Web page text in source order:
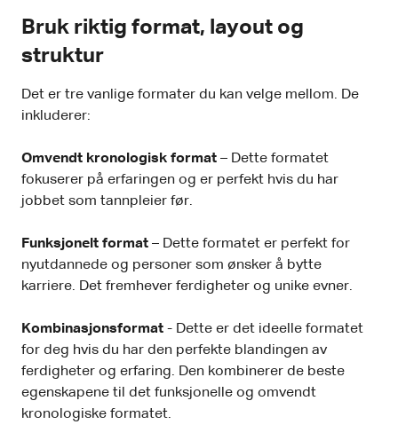
Bruk riktig format, layout og
struktur
Det er tre vanlige formater du kan velge mellom. De
inkluderer:
Omvendt kronologisk format – Dette formatet
fokuserer på erfaringen og er perfekt hvis du har
jobbet som tannpleier før.
Funksjonelt format – Dette formatet er perfekt for
nyutdannede og personer som ønsker å bytte
karriere. Det fremhever ferdigheter og unike evner.
Kombinasjonsformat - Dette er det ideelle formatet
for deg hvis du har den perfekte blandingen av
ferdigheter og erfaring. Den kombinerer de beste
egenskapene til det funksjonelle og omvendt
kronologiske formatet.